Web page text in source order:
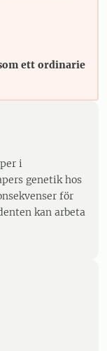
ett ordinarie
i
genetik hos
för
kan arbeta